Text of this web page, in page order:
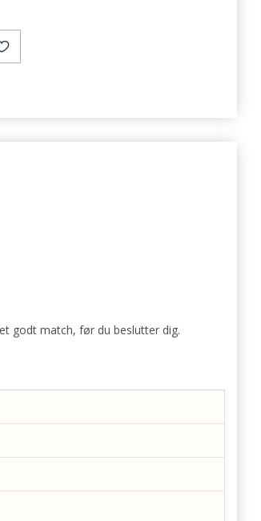
godt match, før du beslutter dig.